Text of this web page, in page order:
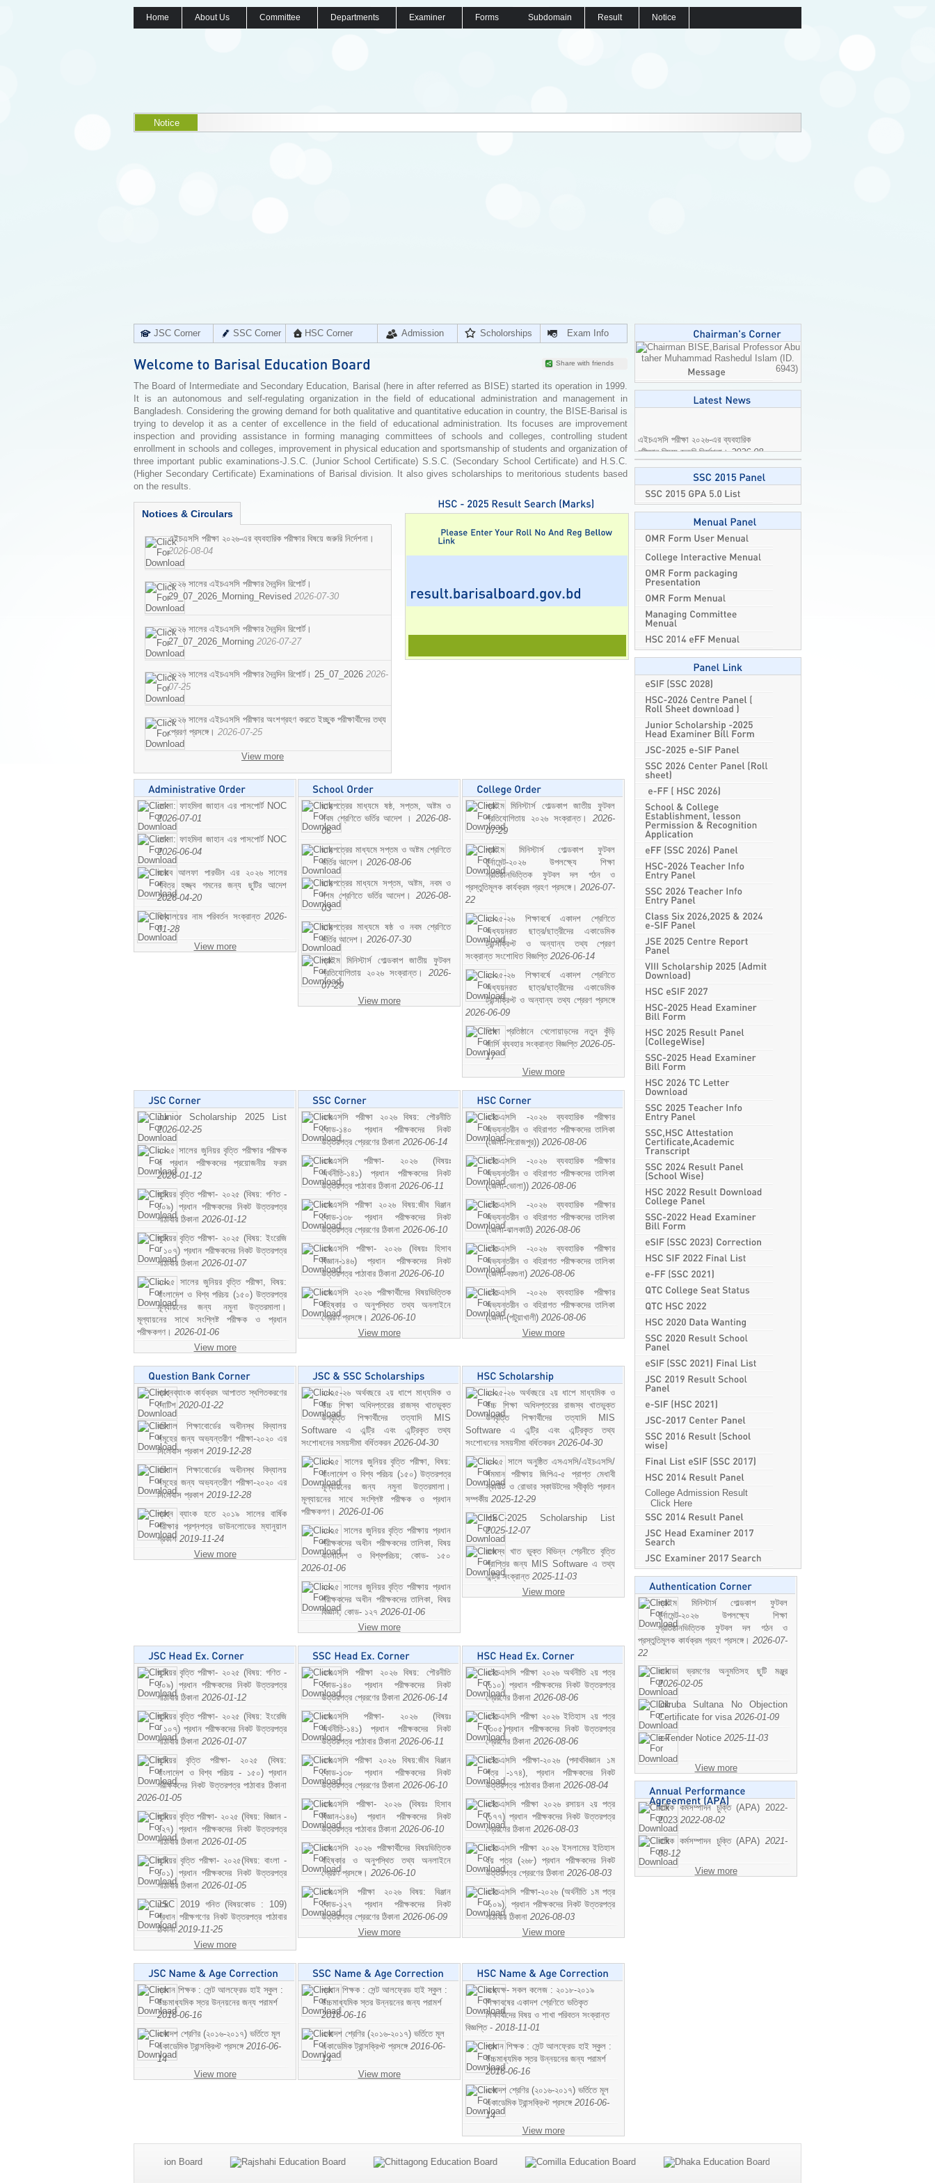
Home About Us Committee Departments Examiner Forms Subdomain Result Notice
Notice
JSC Corner SSC Corner HSC Corner Admission Scholorships Exam Info
Share with friends
The Board of Intermediate and Secondary Education, Barisal (here in after referred as BISE) started its operation in 1999.
It is an autonomous and self-regulating organization in the field of educational administration and management in
Bangladesh. Considering the growing demand for both qualitative and quantitative education in country, the BISE-Barisal is
trying to develop it as a center of excellence in the field of educational administration. Its focuses are improvement
inspection and providing assistance in forming managing committees of schools and colleges, controlling student
enrollment in schools and colleges, improvement in physical education and sportsmanship of students and organization of
three important public examinations-J.S.C. (Junior School Certificate) S.S.C. (Secondary School Certificate) and H.S.C.
(Higher Secondary Certificate) Examinations of Barisal division. It also gives scholarships to meritorious students based
on the results.
Notices & Circulars
এইচএসসি পরীক্ষা ২০২৬-এর ব্যবহারিক পরীক্ষার বিষয়ে জরুরি নির্দেশনা।
2026-08-04
২০২৬ সালের এইচএসসি পরীক্ষার দৈনন্দিন রিপোর্ট।
29_07_2026_Morning_Revised 2026-07-30
২০২৬ সালের এইচএসসি পরীক্ষার দৈনন্দিন রিপোর্ট।
27_07_2026_Morning 2026-07-27
২০২৬ সালের এইচএসসি পরীক্ষার দৈনন্দিন রিপোর্ট। 25_07_2026 2026-
07-25
২০২৬ সালের এইচএসসি পরীক্ষার অংশগ্রহণ করতে ইচ্ছুক পরীক্ষার্থীদের তথ্য
প্রেরণ প্রসঙ্গে। 2026-07-25
View more
মোসা: ফাহমিদা জাহান এর পাসপোর্ট NOC
2026-07-01
মোসা: ফাহমিদা জাহান এর পাসপোর্ট NOC
2026-06-04
জনাব আলফা পারভীন এর ২০২৬ সালের
পবিত্র হজ্জ্ব গমনের জন্য ছুটির আদেশ
2026-04-20
বিদ্যালয়ের নাম পরিবর্তন সংক্রান্ত 2026-
01-28
View more
ছাড়পত্রের মাধ্যমে ষষ্ঠ, সপ্তম, অষ্টম ও
নবম শ্রেণিতে ভর্তির আদেশ । 2026-08-
06
ছাড়পত্রের মাধ্যমে সপ্তম ও অষ্টম শ্রেণিতে
ভর্তির আদেশ। 2026-08-06
ছাড়পত্রের মাধ্যমে সপ্তম, অষ্টম, নবম ও
দশম শ্রেণিতে ভর্তির আদেশ। 2026-08-
03
ছাড়পত্রের মাধ্যমে ষষ্ঠ ও নবম শ্রেণিতে
ভর্তির আদেশ। 2026-07-30
প্রাইম মিনিস্টার্স গোল্ডকাপ জাতীয় ফুটবল
প্রতিযোগিতায় ২০২৬ সংক্রান্ত। 2026-
07-29
View more
প্রাইম মিনিস্টার্স গোল্ডকাপ জাতীয় ফুটবল
প্রতিযোগিতায় ২০২৬ সংক্রান্ত। 2026-
07-29
প্রাইম মিনিস্টার্স গোল্ডকাপ ফুটবল
টুর্নামেন্ট-২০২৬ উপলক্ষ্যে শিক্ষা
প্রতিষ্ঠানভিত্তিক ফুটবল দল গঠন ও
প্রস্তুতিমূলক কার্যক্রম গ্রহণ প্রসঙ্গে। 2026-07-
22
২০২৫-২৬ শিক্ষাবর্ষে একাদশ শ্রেণিতে
অধ্যয়নরত ছাত্র/ছাত্রীদের একাডেমিক
ট্রান্সক্রিপ্ট ও অন্যান্য তথ্য প্রেরণ
সংক্রান্ত সংশোধিত বিজ্ঞপ্তি 2026-06-14
২০২৫-২৬ শিক্ষাবর্ষে একাদশ শ্রেণিতে
অধ্যয়নরত ছাত্র/ছাত্রীদের একাডেমিক
ট্রান্সক্রিপ্ট ও অন্যান্য তথ্য প্রেরণ প্রসঙ্গে
2026-06-09
শিক্ষা প্রতিষ্ঠানে খেলোয়াড়দের নতুন কুঁড়ি
জার্সি ব্যবহার সংক্রান্ত বিজ্ঞপ্তি 2026-05-
17
View more
Junior Scholarship 2025 List
2026-02-25
২০২৫ সালের জুনিয়র বৃত্তি পরীক্ষার পরীক্ষক
ও প্রধান পরীক্ষকদের প্রয়োজনীয় ফরম
2026-01-12
জুনিয়র বৃত্তি পরীক্ষা- ২০২৫ (বিষয়: গণিত -
১০৯) প্রধান পরীক্ষকদের নিকট উত্তরপত্র
পাঠাবার ঠিকানা 2026-01-12
জুনিয়র বৃত্তি পরীক্ষা- ২০২৫ (বিষয়: ইংরেজি
- ১০৭) প্রধান পরীক্ষকদের নিকট উত্তরপত্র
পাঠাবার ঠিকানা 2026-01-07
২০২৫ সালের জুনিয়র বৃত্তি পরীক্ষা, বিষয়:
বাংলাদেশ ও বিশ্ব পরিচয় (১৫০) উত্তরপত্র
মূল্যায়নের জন্য নমুনা উত্তরমালা।
মূল্যায়নের সাথে সংশ্লিষ্ট পরীক্ষক ও প্রধান
পরীক্ষকগণ। 2026-01-06
View more
এসএসসি পরীক্ষা ২০২৬ বিষয়: পৌরনীতি
কোড-১৪০ প্রধান পরীক্ষকদের নিকট
উত্তরপত্র প্রেরণের ঠিকানা 2026-06-14
এসএসসি পরীক্ষা- ২০২৬ (বিষয়ঃ
অর্থনীতি-১৪১) প্রধান পরীক্ষকদের নিকট
উত্তরপত্র পাঠাবার ঠিকানা 2026-06-11
এসএসসি পরীক্ষা ২০২৬ বিষয়:জীব বিঞ্জান
কোড-১৩৮ প্রধান পরীক্ষকদের নিকট
উত্তরপত্র প্রেরণের ঠিকানা 2026-06-10
এসএসসি পরীক্ষা- ২০২৬ (বিষয়ঃ হিসাব
বিজ্ঞান-১৪৬) প্রধান পরীক্ষকদের নিকট
উত্তরপত্র পাঠাবার ঠিকানা 2026-06-10
এসএসসি ২০২৬ পরীক্ষার্থীদের বিষয়ভিত্তিক
বহিষ্কার ও অনুপস্থিত তথ্য অনলাইনে
প্রেরণ প্রসঙ্গে। 2026-06-10
View more
এইচএসসি -২০২৬ ব্যবহারিক পরীক্ষার
অভ্যন্তরীন ও বহিরাগত পরীক্ষকদের তালিকা
(জেলা-পিরোজপুর)) 2026-08-06
এইচএসসি -২০২৬ ব্যবহারিক পরীক্ষার
অভ্যন্তরীন ও বহিরাগত পরীক্ষকদের তালিকা
(জেলা-ভোলা)) 2026-08-06
এইচএসসি -২০২৬ ব্যবহারিক পরীক্ষার
অভ্যন্তরীন ও বহিরাগত পরীক্ষকদের তালিকা
(জেলা-ঝালকাঠি) 2026-08-06
এইচএসসি -২০২৬ ব্যবহারিক পরীক্ষার
অভ্যন্তরীন ও বহিরাগত পরীক্ষকদের তালিকা
(জেলা-বরগুনা) 2026-08-06
এইচএসসি -২০২৬ ব্যবহারিক পরীক্ষার
অভ্যন্তরীন ও বহিরাগত পরীক্ষকদের তালিকা
(জেলা-(পটুয়াখালী) 2026-08-06
View more
প্রশ্নব্যাংক কার্যক্রম আপাতত স্থগিতকরণের
নোটিশ 2020-01-22
বরিশাল শিক্ষাবোর্ডের অধীনস্থ বিদ্যালয়
সমূহের জন্য অভ্যন্তরীণ পরীক্ষা-২০২০ এর
সিলেবাস প্রকাশ 2019-12-28
বরিশাল শিক্ষাবোর্ডের অধীনস্থ বিদ্যালয়
সমূহের জন্য অভ্যন্তরীণ পরীক্ষা-২০২০ এর
সিলেবাস প্রকাশ 2019-12-28
প্রশ্ন ব্যাংক হতে ২০১৯ সালের বার্ষিক
পরীক্ষার প্রশ্নপত্র ডাউনলোডের ম্যানুয়াল
প্রকাশ 2019-11-24
View more
২০২৫-২৬ অর্থবছরে ২য় ধাপে মাধ্যমিক ও
উচ্চ শিক্ষা অধিদপ্তরের রাজস্ব খাতভুক্ত
উপবৃত্তি শিক্ষার্থীদের তত্যাদি MIS
Software এ এন্ট্রি এবং এন্ট্রিকৃত তথ্য
সংশোধনের সময়সীমা বর্ধিতকরন 2026-04-30
২০২৫ সালের জুনিয়র বৃত্তি পরীক্ষা, বিষয়:
বাংলাদেশ ও বিশ্ব পরিচয় (১৫০) উত্তরপত্র
মূল্যায়নের জন্য নমুনা উত্তরমালা।
মূল্যায়নের সাথে সংশ্লিষ্ট পরীক্ষক ও প্রধান
পরীক্ষকগণ। 2026-01-06
২০২৫ সালের জুনিয়র বৃত্তি পরীক্ষায় প্রধান
পরীক্ষকদের অধীন পরীক্ষকদের তালিকা, বিষয়
বাংলাদেশ ও বিশ্বপরিচয়; কোড- ১৫০
2026-01-06
২০২৫ সালের জুনিয়র বৃত্তি পরীক্ষায় প্রধান
পরীক্ষকদের অধীন পরীক্ষকদের তালিকা, বিষয়
বিজ্ঞান; কোড- ১২৭ 2026-01-06
View more
২০২৫-২৬ অর্থবছরে ২য় ধাপে মাধ্যমিক ও
উচ্চ শিক্ষা অধিদপ্তরের রাজস্ব খাতভুক্ত
উপবৃত্তি শিক্ষার্থীদের তত্যাদি MIS
Software এ এন্ট্রি এবং এন্ট্রিকৃত তথ্য
সংশোধনের সময়সীমা বর্ধিতকরন 2026-04-30
২০২৫ সালে অনুষ্ঠিত এসএসসি/এইচএসসি/
সমমান পরীক্ষায় জিপিএ-৫ প্রাপ্ত মেধাবী
স্কাউট ও রোভার স্কাউটদের স্বীকৃতি প্রদান
সম্পর্কীয় 2025-12-29
HSC-2025 Scholarship List
2025-12-07
রাজস্ব খাত ভুক্ত বিভিন্ন শ্রেনীতে বৃত্তি
প্রাপ্তির জন্য MIS Software এ তথ্য
এন্ট্রি সংক্রান্ত 2025-11-03
View more
জুনিয়র বৃত্তি পরীক্ষা- ২০২৫ (বিষয়: গণিত -
১০৯) প্রধান পরীক্ষকদের নিকট উত্তরপত্র
পাঠাবার ঠিকানা 2026-01-12
জুনিয়র বৃত্তি পরীক্ষা- ২০২৫ (বিষয়: ইংরেজি
- ১০৭) প্রধান পরীক্ষকদের নিকট উত্তরপত্র
পাঠাবার ঠিকানা 2026-01-07
জুনিয়র বৃত্তি পরীক্ষা- ২০২৫ (বিষয়:
বাংলাদেশ ও বিশ্ব পরিচয় - ১৫০) প্রধান
পরীক্ষকদের নিকট উত্তরপত্র পাঠাবার ঠিকানা
2026-01-05
জুনিয়র বৃত্তি পরীক্ষা- ২০২৫ (বিষয়: বিজ্ঞান -
১২৭) প্রধান পরীক্ষকদের নিকট উত্তরপত্র
পাঠাবার ঠিকানা 2026-01-05
জুনিয়র বৃত্তি পরীক্ষা- ২০২৫(বিষয়: বাংলা -
১০১) প্রধান পরীক্ষকদের নিকট উত্তরপত্র
পাঠাবার ঠিকানা 2026-01-05
JSC 2019 গনিত (বিষয়কোড : 109)
প্রধান পরীক্ষগণের নিকট উত্তরপত্র পাঠাবার
ঠিকানা2019-11-25
View more
এসএসসি পরীক্ষা ২০২৬ বিষয়: পৌরনীতি
কোড-১৪০ প্রধান পরীক্ষকদের নিকট
উত্তরপত্র প্রেরণের ঠিকানা 2026-06-14
এসএসসি পরীক্ষা- ২০২৬ (বিষয়ঃ
অর্থনীতি-১৪১) প্রধান পরীক্ষকদের নিকট
উত্তরপত্র পাঠাবার ঠিকানা 2026-06-11
এসএসসি পরীক্ষা ২০২৬ বিষয়:জীব বিঞ্জান
কোড-১৩৮ প্রধান পরীক্ষকদের নিকট
উত্তরপত্র প্রেরণের ঠিকানা 2026-06-10
এসএসসি পরীক্ষা- ২০২৬ (বিষয়ঃ হিসাব
বিজ্ঞান-১৪৬) প্রধান পরীক্ষকদের নিকট
উত্তরপত্র পাঠাবার ঠিকানা 2026-06-10
এসএসসি ২০২৬ পরীক্ষার্থীদের বিষয়ভিত্তিক
বহিষ্কার ও অনুপস্থিত তথ্য অনলাইনে
প্রেরণ প্রসঙ্গে। 2026-06-10
এসএসসি পরীক্ষা ২০২৬ বিষয়: বিঞ্জান
কোড-১২৭ প্রধান পরীক্ষকদের নিকট
উত্তরপত্র প্রেরণের ঠিকানা 2026-06-09
View more
এইচএসসি পরীক্ষা ২০২৬ অর্থনীতি ২য় পত্র
(১১০) প্রধান পরীক্ষকদের নিকট উত্তরপত্র
প্রেরণের ঠিকানা 2026-08-06
এইচএসসি পরীক্ষা ২০২৬ ইতিহাস ২য় পত্র
(৩০৫)প্রধান পরীক্ষকদের নিকট উত্তরপত্র
প্রেরণের ঠিকানা 2026-08-06
এইচএসসি পরীক্ষা-২০২৬ (পদার্থবিজ্ঞান ১ম
পত্র -১৭৪), প্রধান পরীক্ষকদের নিকট
উত্তরপত্র পাঠাবার ঠিকানা 2026-08-04
এইচএসসি পরীক্ষা ২০২৬ রসায়ন ২য় পত্র
(১৭৭) প্রধান পরীক্ষকদের নিকট উত্তরপত্র
প্রেরণের ঠিকানা 2026-08-03
এইচএসসি পরীক্ষা ২০২৬ ইসলামের ইতিহাস
২য় পত্র (২৬৮) প্রধান পরীক্ষকদের নিকট
উত্তরপত্র প্রেরণের ঠিকানা 2026-08-03
এইচএসসি পরীক্ষা-২০২৬ (অর্থনীতি ১ম পত্র
-১০৯), প্রধান পরীক্ষকদের নিকট উত্তরপত্র
পাঠাবার ঠিকানা 2026-08-03
View more
প্রধান শিক্ষক : সেন্ট আলফ্রেড হাই স্কুল :
উচ্চমাধ্যমিক স্তর উন্নয়নের জন্য পরামর্শ
2016-06-16
একাদশ শ্রেণির (২০১৬-২০১৭) ভর্তিতে মূল
একাডেমিক ট্রান্সক্রিপ্ট প্রসঙ্গে 2016-06-
14
View more
প্রধান শিক্ষক : সেন্ট আলফ্রেড হাই স্কুল :
উচ্চমাধ্যমিক স্তর উন্নয়নের জন্য পরামর্শ
2016-06-16
একাদশ শ্রেণির (২০১৬-২০১৭) ভর্তিতে মূল
একাডেমিক ট্রান্সক্রিপ্ট প্রসঙ্গে 2016-06-
14
View more
অধ্যক্ষ- সকল কলেজ : ২০১৮-২০১৯
শিক্ষাবষের একাদশ শ্রেণিতে ভতিকৃত
শিক্ষাথীদের বিষয় ও শাখা পরিবতন সংক্রান্ত
বিজ্ঞপ্তি - 2018-11-01
প্রধান শিক্ষক : সেন্ট আলফ্রেড হাই স্কুল :
উচ্চমাধ্যমিক স্তর উন্নয়নের জন্য পরামর্শ
2016-06-16
একাদশ শ্রেণির (২০১৬-২০১৭) ভর্তিতে মূল
একাডেমিক ট্রান্সক্রিপ্ট প্রসঙ্গে 2016-06-
14
View more
Professor Abu
taher Muhammad Rashedul Islam (ID.
6943)
পরীক্ষার বিষয়ে জরুরি নির্দেশনা।2026-08-
04
College Admission Result
Click Here
প্রাইম মিনিস্টার্স গোল্ডকাপ ফুটবল
টুর্নামেন্ট-২০২৬ উপলক্ষ্যে শিক্ষা
প্রতিষ্ঠানভিত্তিক ফুটবল দল গঠন ও
প্রস্তুতিমূলক কার্যক্রম গ্রহণ প্রসঙ্গে। 2026-07-
22
কানাডা ভ্রমণের অনুমতিসহ ছুটি মঞ্জুর
2026-02-05
Dilruba Sultana No Objection
Certificate for visa 2026-01-09
e-Tender Notice 2025-11-03
View more
বাষিক কর্মসম্পাদন চুক্তি (APA) 2022-
2023 2022-08-02
বাষিক কর্মসম্পাদন চুক্তি (APA) 2021-
08-12
View more